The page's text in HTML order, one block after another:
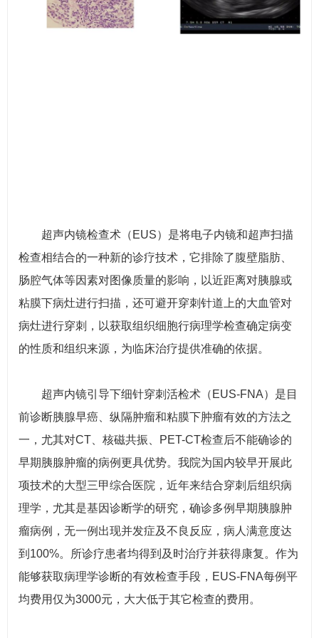
超声内镜检查术（EUS）是将电子内镜和超声扫描
检查相结合的一种新的诊疗技术，它排除了腹壁脂肪、
肠腔气体等因素对图像质量的影响，以近距离对胰腺或
粘膜下病灶进行扫描，还可避开穿刺针道上的大血管对
病灶进行穿刺，以获取组织细胞行病理学检查确定病变
的性质和组织来源，为临床治疗提供准确的依据。
超声内镜引导下细针穿刺活检术（EUS-FNA）是目
前诊断胰腺早癌、纵隔肿瘤和粘膜下肿瘤有效的方法之
一，尤其对CT、核磁共振、PET-CT检查后不能确诊的
早期胰腺肿瘤的病例更具优势。我院为国内较早开展此
项技术的大型三甲综合医院，近年来结合穿刺后组织病
理学，尤其是基因诊断学的研究，确诊多例早期胰腺肿
瘤病例，无一例出现并发症及不良反应，病人满意度达
到100%。所诊疗患者均得到及时治疗并获得康复。作为
能够获取病理学诊断的有效检查手段，EUS-FNA每例平
均费用仅为3000元，大大低于其它检查的费用。